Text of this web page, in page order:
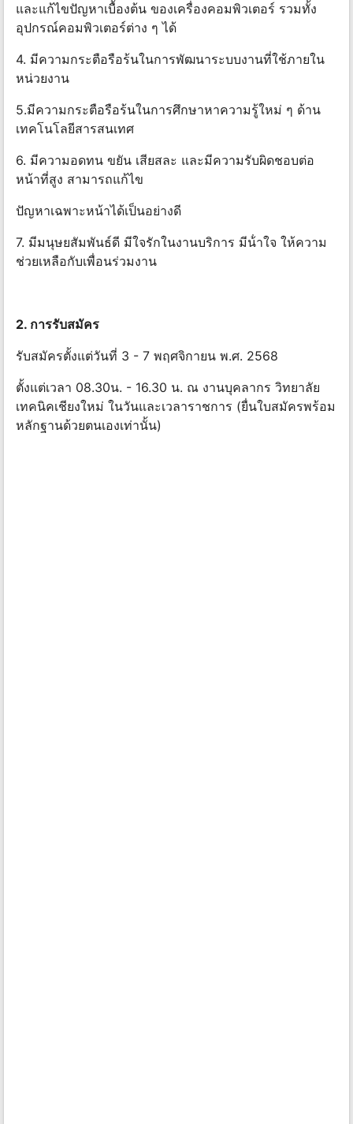
และแก้ไขปัญหาเบื้องต้น ของเครื่องคอมพิวเตอร์ รวมทั้ง
อุปกรณ์คอมพิวเตอร์ต่าง ๆ ได้
4. มีความกระตือรือร้นในการพัฒนาระบบงานที่ใช้ภายใน
หน่วยงาน
5.มีความกระตือรือร้นในการศึกษาหาความรู้ใหม่ ๆ ด้าน
เทคโนโลยีสารสนเทศ
6. มีความอดทน ขยัน เสียสละ และมีความรับผิดชอบต่อ
หน้าที่สูง สามารถแก้ไข
ปัญหาเฉพาะหน้าได้เป็นอย่างดี
7. มีมนุษยสัมพันธ์ดี มีใจรักในงานบริการ มีน้ําใจ ให้ความ
ช่วยเหลือกับเพื่อนร่วมงาน
2. การรับสมัคร
รับสมัครตั้งแต่วันที่ 3 - 7 พฤศจิกายน พ.ศ. 2568
ตั้งแต่เวลา 08.30น. - 16.30 น. ณ งานบุคลากร วิทยาลัย
เทคนิคเชียงใหม่ ในวันและเวลาราชการ (ยื่นใบสมัครพร้อม
หลักฐานด้วยตนเองเท่านั้น)